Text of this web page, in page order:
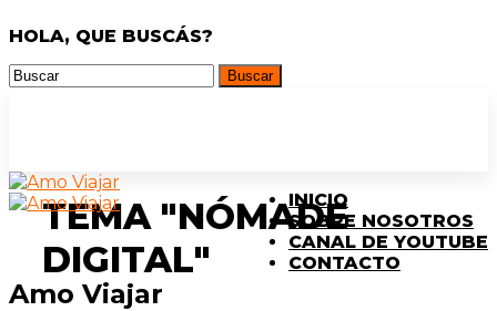
HOLA, QUE BUSCÁS?
Amo Viajar
INICIO
SOBRE NOSOTROS
CANAL DE YOUTUBE
CONTACTO
TEMA "NÓMADE
DIGITAL"